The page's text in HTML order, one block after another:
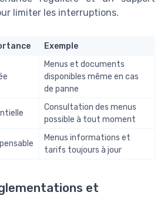
limiter les interruptions.
Exemple
Menus et documents
disponibles même en cas
de panne
Consultation des menus
possible à tout moment
Menus informations et
tarifs toujours à jour
et